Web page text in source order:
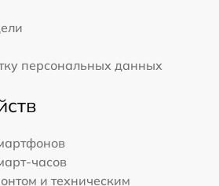
персональных данных
часов
и техническим